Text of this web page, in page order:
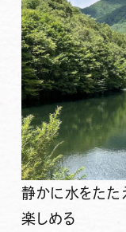
静かに水をた
楽しめる